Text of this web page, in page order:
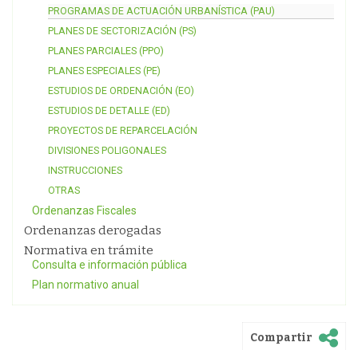
PROGRAMAS DE ACTUACIÓN URBANÍSTICA (PAU)
PLANES DE SECTORIZACIÓN (PS)
PLANES PARCIALES (PPO)
PLANES ESPECIALES (PE)
ESTUDIOS DE ORDENACIÓN (EO)
ESTUDIOS DE DETALLE (ED)
PROYECTOS DE REPARCELACIÓN
DIVISIONES POLIGONALES
INSTRUCCIONES
OTRAS
Ordenanzas Fiscales
Ordenanzas derogadas
Normativa en trámite
Consulta e información pública
Plan normativo anual
Compartir